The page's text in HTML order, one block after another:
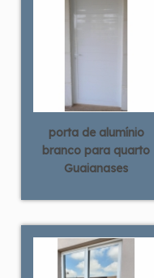
porta de alumínio
branco para quarto
Guaianases